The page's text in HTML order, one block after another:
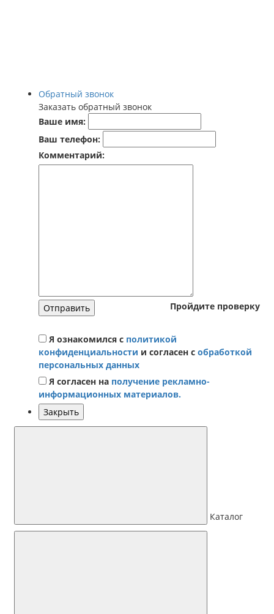
Обратный звонок
Заказать обратный звонок
Ваше имя:
Ваш телефон:
Комментарий:
Пройдите проверку
Отправить
Я ознакомился с политикой
конфиденциальности и согласен с обработкой
персональных данных
Я согласен на получение рекламно-
информационных материалов.
Закрыть
Каталог